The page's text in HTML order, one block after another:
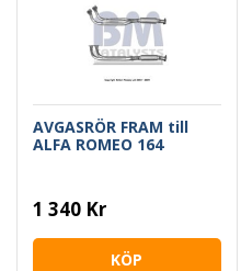
AVGASRÖR FRAM till
ALFA ROMEO 164
1 340 Kr
KÖP